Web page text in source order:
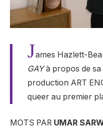
James Hazlett-
GAYà propos de
production ART
queer au premier
MOTS PAR UMAR